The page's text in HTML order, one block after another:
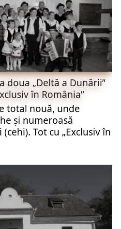
doua „Deltă a Dunării”
în România”
total nouă, unde
și numeroasă
Tot cu „Exclusiv în